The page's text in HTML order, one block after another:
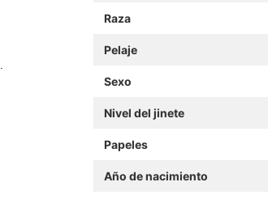
Raza
Pelaje
Sexo
Nivel del jinete
Papeles
Año de nacimiento